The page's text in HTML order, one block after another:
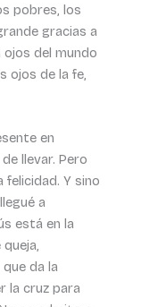
pobres, los
gracias a
del mundo
ojos de la fe,
en
llevar. Pero
Y sino
a
está en la
da la
la cruz para